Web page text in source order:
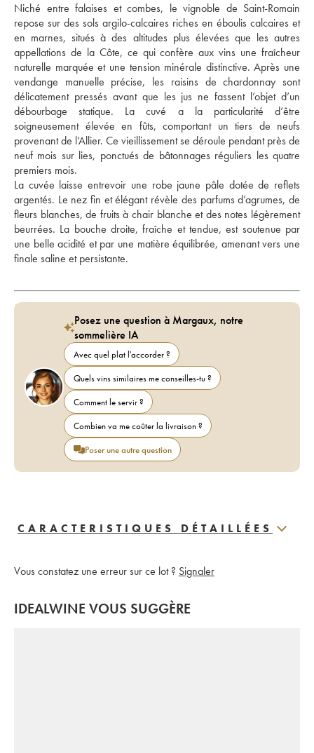
Niché entre falaises et combes, le vignoble de Saint-Romain
repose sur des sols argilo-calcaires riches en éboulis calcaires et
en marnes, situés à des altitudes plus élevées que les autres
appellations de la Côte, ce qui confère aux vins une fraîcheur
naturelle marquée et une tension minérale distinctive. Après une
vendange manuelle précise, les raisins de chardonnay sont
délicatement pressés avant que les jus ne fassent l’objet d’un
débourbage statique. La cuvé a la particularité d’être
soigneusement élevée en fûts, comportant un tiers de neufs
provenant de l’Allier. Ce vieillissement se déroule pendant près de
neuf mois sur lies, ponctués de bâtonnages réguliers les quatre
premiers mois.
La cuvée laisse entrevoir une robe jaune pâle dotée de reflets
argentés. Le nez fin et élégant révèle des parfums d’agrumes, de
fleurs blanches, de fruits à chair blanche et des notes légèrement
beurrées. La bouche droite, fraîche et tendue, est soutenue par
une belle acidité et par une matière équilibrée, amenant vers une
finale saline et persistante.
Posez une question à Margaux, notre
sommelière IA
Avec quel plat l'accorder ?
Quels vins similaires me conseilles-tu ?
Comment le servir ?
Combien va me coûter la livraison ?
Poser une autre question
CARACTERISTIQUES DÉTAILLÉES
Vous constatez une erreur sur ce lot ? Signaler
IDEALWINE VOUS SUGGÈRE